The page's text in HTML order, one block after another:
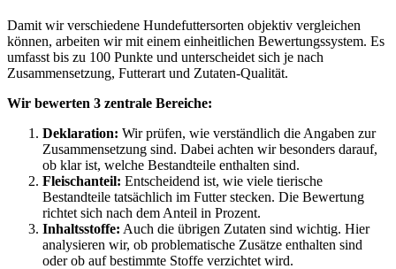
Damit wir verschiedene Hundefuttersorten objektiv vergleichen
können, arbeiten wir mit einem einheitlichen Bewertungssystem. Es
umfasst bis zu 100 Punkte und unterscheidet sich je nach
Zusammensetzung, Futterart und Zutaten-Qualität.
Wir bewerten 3 zentrale Bereiche:
Deklaration: Wir prüfen, wie verständlich die Angaben zur
Zusammensetzung sind. Dabei achten wir besonders darauf,
ob klar ist, welche Bestandteile enthalten sind.
Fleischanteil: Entscheidend ist, wie viele tierische
Bestandteile tatsächlich im Futter stecken. Die Bewertung
richtet sich nach dem Anteil in Prozent.
Inhaltsstoffe: Auch die übrigen Zutaten sind wichtig. Hier
analysieren wir, ob problematische Zusätze enthalten sind
oder ob auf bestimmte Stoffe verzichtet wird.